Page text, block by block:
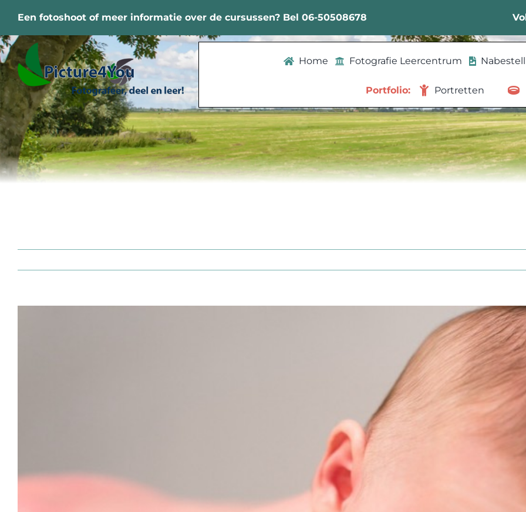
naar
inhoud
Een fotoshoot of meer informatie over de cursussen? Bel 06-50508678
Home Fotografie Leercentrum
Portfolio: Portretten